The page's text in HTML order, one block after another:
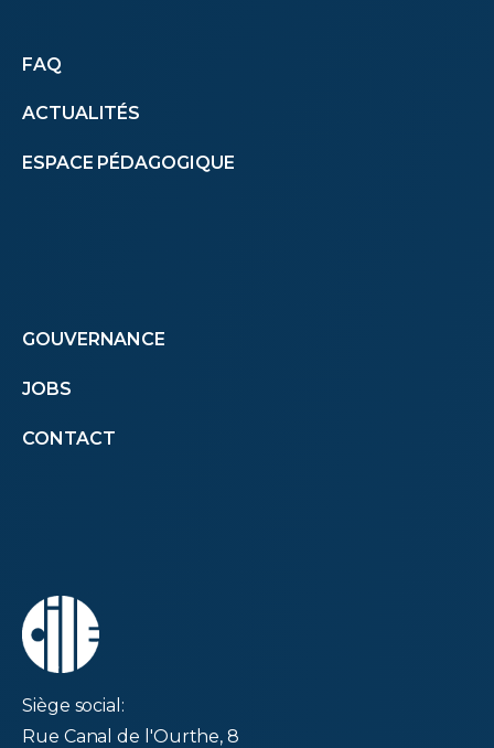
Autres
menus
FAQ
ACTUALITÉS
ESPACE PÉDAGOGIQUE
Footer
menu
GOUVERNANCE
JOBS
CONTACT
Siège social:
Rue Canal de l'Ourthe, 8